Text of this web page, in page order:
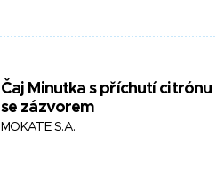
Čaj Minutka s příchutí citrónu
se zázvorem
MOKATE S.A.